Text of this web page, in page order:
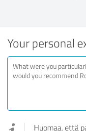
Your personal
Huomaa, että